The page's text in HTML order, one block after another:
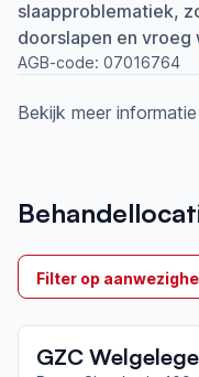
slaapproblematiek,
doorslapen en vroeg
AGB-code: 07016764
Bekijk meer informatie
2008
Ik behandel
Op locatie & Thuis
netwerk
Filter op
GZC